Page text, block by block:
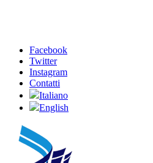
Facebook
Twitter
Instagram
Contatti
Italiano
English